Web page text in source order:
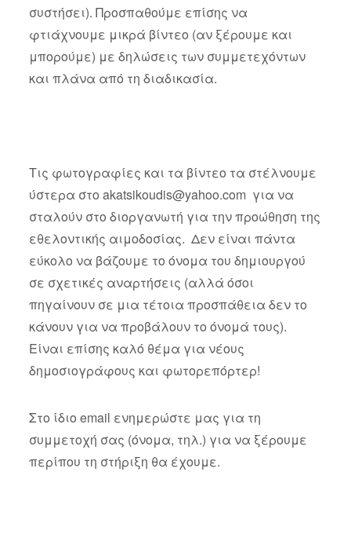
συστήσει). Προσπαθούμε επίσης να
φτιάχνουμε μικρά βίντεο (αν ξέρουμε και
μπορούμε) με δηλώσεις των συμμετεχόντων
και πλάνα από τη διαδικασία.
Τις φωτογραφίες και τα βίντεο τα στέλνουμε
ύστερα στο akatsikoudis@yahoo.comγια να
σταλούν στο διοργανωτή για την προώθηση της
εθελοντικής αιμοδοσίας. Δεν είναι πάντα
εύκολο να βάζουμε το όνομα του δημιουργού
σε σχετικές αναρτήσεις (αλλά όσοι
πηγαίνουν σε μια τέτοια προσπάθεια δεν το
κάνουν για να προβάλουν το όνομά τους).
Είναι επίσης καλό θέμα για νέους
δημοσιογράφους και φωτορεπόρτερ!
Στο ίδιο email ενημερώστε μας για τη
συμμετοχή σας (όνομα, τηλ.) για να ξέρουμε
περίπου τη στήριξη θα έχουμε.